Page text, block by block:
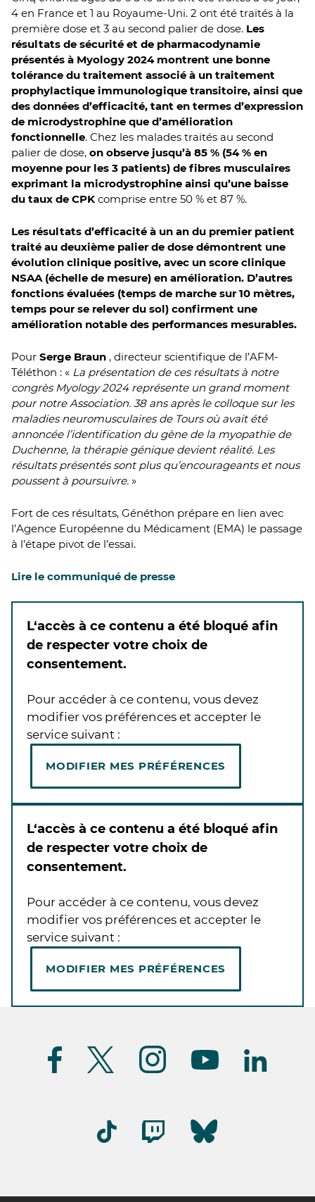
4 en France et 1 au Royaume-Uni. 2 ont été traités à la
première dose et 3 au second palier de dose. Les
résultats de sécurité et de pharmacodynamie
présentés à Myology 2024 montrent une bonne
tolérance du traitement associé à un traitement
prophylactique immunologique transitoire, ainsi que
des données d’efficacité, tant en termes d’expression
de microdystrophine que d’amélioration
fonctionnelle. Chez les malades traités au second
palier de dose, on observe jusqu’à 85 % (54 % en
moyenne pour les 3 patients) de fibres musculaires
exprimant la microdystrophine ainsi qu’une baisse
du taux de CPK comprise entre 50 % et 87 %.
Les résultats d’efficacité à un an du premier patient
traité au deuxième palier de dose démontrent une
évolution clinique positive, avec un score clinique
NSAA (échelle de mesure) en amélioration. D’autres
fonctions évaluées (temps de marche sur 10 mètres,
temps pour se relever du sol) confirment une
amélioration notable des performances mesurables.
Pour Serge Braun , directeur scientifique de l’AFM-
Téléthon : « La présentation de ces résultats à notre
congrès Myology 2024 représente un grand moment
pour notre Association. 38 ans après le colloque sur les
maladies neuromusculaires de Tours où avait été
annoncée l’identification du gène de la myopathie de
Duchenne, la thérapie génique devient réalité. Les
résultats présentés sont plus qu’encourageants et nous
poussent à poursuivre. »
Fort de ces résultats, Généthon prépare en lien avec
l’Agence Européenne du Médicament (EMA) le passage
à l’étape pivot de l’essai.
Lire le communiqué de presse
L‘accès à ce contenu a été bloqué afin
de respecter votre choix de
consentement.
Pour accéder à ce contenu, vous devez
modifier vos préférences et accepter le
service suivant :
MODIFIER MES PRÉFÉRENCES
L‘accès à ce contenu a été bloqué afin
de respecter votre choix de
consentement.
Pour accéder à ce contenu, vous devez
modifier vos préférences et accepter le
service suivant :
MODIFIER MES PRÉFÉRENCES